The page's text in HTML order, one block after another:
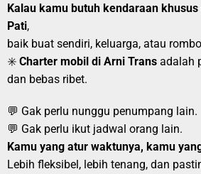
Kalau kamu butuh kendaraan
Pati,
baik buat sendiri, keluarga, atau
✳️ Charter mobil di Arni Trans adalah
dan bebas ribet.
💬 Gak perlu nunggu penumpang lain.
💬 Gak perlu ikut jadwal orang lain.
Kamu yang atur waktunya, kamu
Lebih fleksibel, lebih tenang, dan